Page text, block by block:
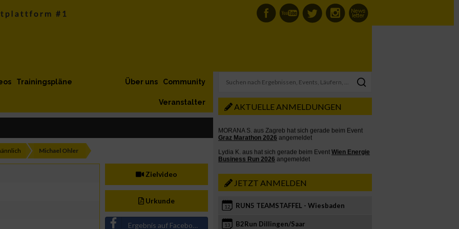
Trainingspläne Community
Über uns
Veranstalter
Michael Ohler
Zielvideo
Urkunde
Ergebnis auf Facebook teilen
AKTUELLE ANMELDUNGEN
JETZT ANMELDEN
12 RUN5 TEAMSTAFFEL - Wiesbaden
13 B2Run Dillingen/Saar